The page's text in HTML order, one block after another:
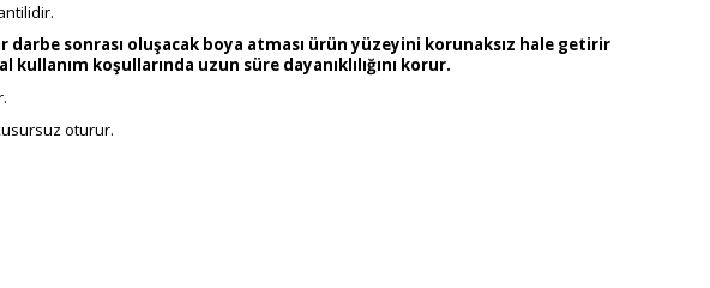
darbe sonrası oluşacak boya atması ürün yüzeyini korunaksız hale getirir
koşullarında uzun süre dayanıklılığını korur.
oturur.